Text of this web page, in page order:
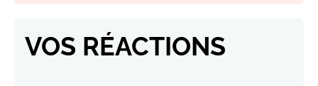
VOS RÉACTIONS